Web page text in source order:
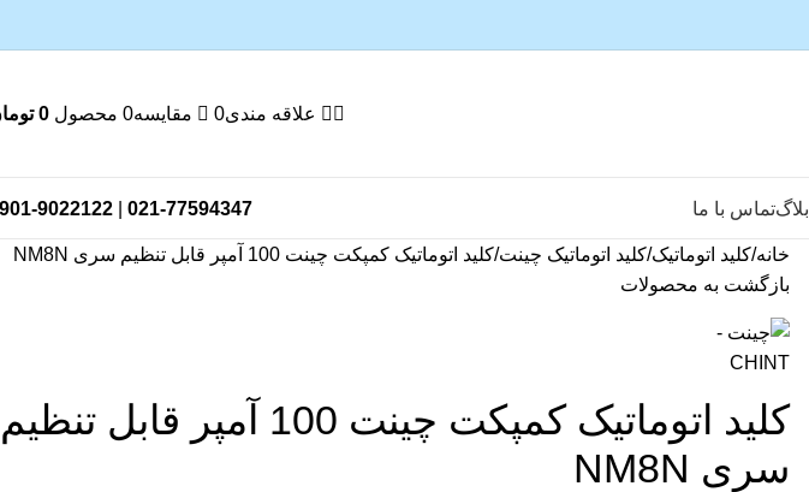
علاقه مندی0 مقایسه0 محصول 0
بلاگتماس با ما 021-77594347
9022122
خانه کلید اتوماتیک کلید اتوماتیک چینت کلید اتوماتیک کمپکت چینت 100 آمپر قابل تنظیم سری NM8N
بازگشت به محصولات
کلید اتوماتیک کمپکت چینت 100 آمپر قابل تنظیم
سری NM8N